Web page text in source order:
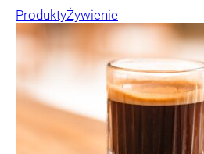
ProduktyŻywienie